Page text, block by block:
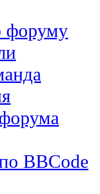
форуму
BBCode